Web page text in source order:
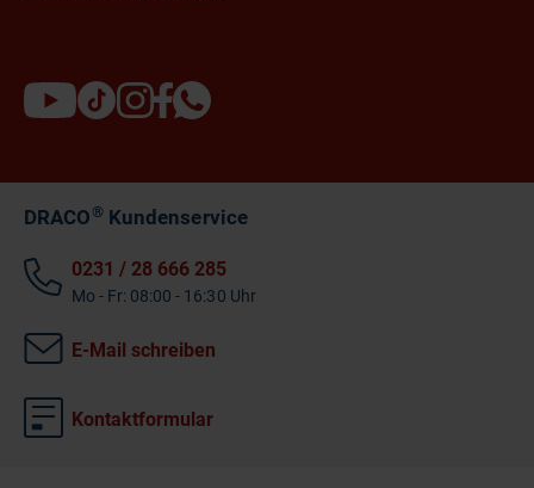
DRACO®Kundenservice
0231 / 28 666 285
Mo - Fr: 08:00 - 16:30 Uhr
E-Mail schreiben
Kontaktformular